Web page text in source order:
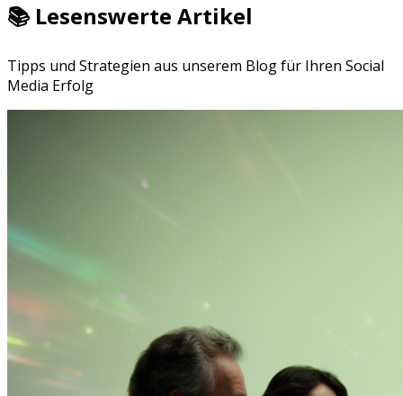
📚 Lesenswerte Artikel
Tipps und Strategien aus unserem Blog für Ihren Social
Media Erfolg